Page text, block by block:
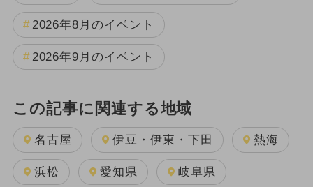
2026年8月のイベント
2026年9月のイベント
この記事に関連する地域
名古屋 伊豆・伊東・下田 熱海
浜松 愛知県 岐阜県